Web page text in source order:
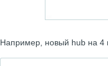
Например, новый hub на 4